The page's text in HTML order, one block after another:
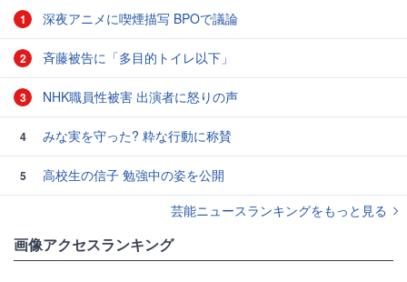
1 深夜アニメに喫煙描写 BPOで議論
2 斉藤被告に「多目的トイレ以下」
3 NHK職員性被害 出演者に怒りの声
4 みな実を守った? 粋な行動に称賛
5
高校生の信子 勉強中の姿を公開
芸能ニュースランキングをもっと見る
画像アクセスランキング